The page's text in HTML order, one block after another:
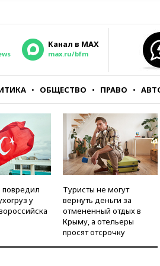
Канал в MAX
max.ru/bfm
ОБЩЕСТВО ПРАВО
у
Туристы не могут
вернуть деньги за
отмененный отдых в
Крыму, а отельеры
просят отсрочку